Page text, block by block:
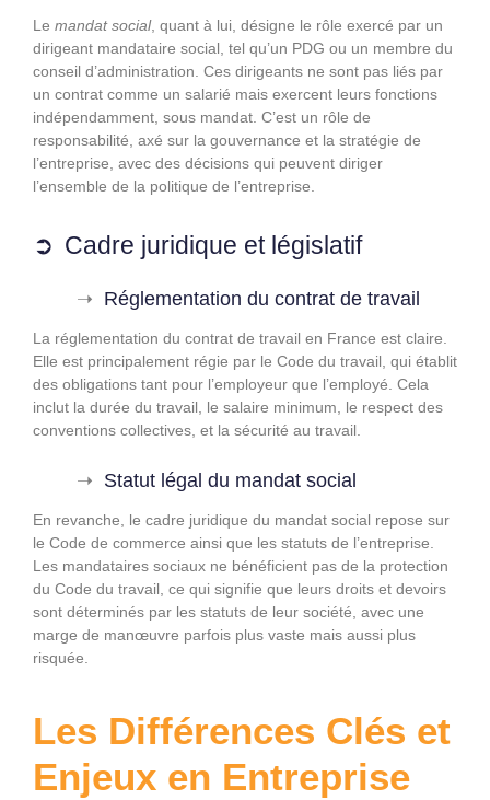
Le mandat social, quant à lui, désigne le rôle exercé par un
dirigeant mandataire social, tel qu’un PDG ou un membre du
conseil d’administration. Ces dirigeants ne sont pas liés par
un contrat comme un salarié mais exercent leurs fonctions
indépendamment, sous mandat. C’est un rôle de
responsabilité, axé sur la gouvernance et la stratégie de
l’entreprise, avec des décisions qui peuvent diriger
l’ensemble de la politique de l’entreprise.
Cadre juridique et législatif
Réglementation du contrat de travail
La réglementation du contrat de travail en France est claire.
Elle est principalement régie par le Code du travail, qui établit
des obligations tant pour l’employeur que l’employé. Cela
inclut la durée du travail, le salaire minimum, le respect des
conventions collectives, et la sécurité au travail.
Statut légal du mandat social
En revanche, le cadre juridique du mandat social repose sur
le Code de commerce ainsi que les statuts de l’entreprise.
Les mandataires sociaux ne bénéficient pas de la protection
du Code du travail, ce qui signifie que leurs droits et devoirs
sont déterminés par les statuts de leur société, avec une
marge de manœuvre parfois plus vaste mais aussi plus
risquée.
Les Différences Clés et
Enjeux en Entreprise